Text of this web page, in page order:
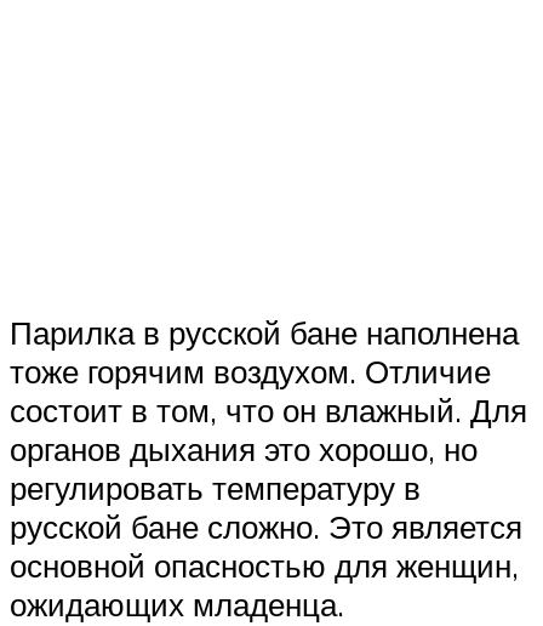
Парилка в русской бане наполнена
тоже горячим воздухом. Отличие
состоит в том, что он влажный. Для
органов дыхания это хорошо, но
регулировать температуру в
русской бане сложно. Это является
основной опасностью для женщин,
ожидающих младенца.